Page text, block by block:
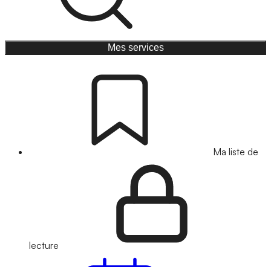
Mes services
Ma liste de
lecture